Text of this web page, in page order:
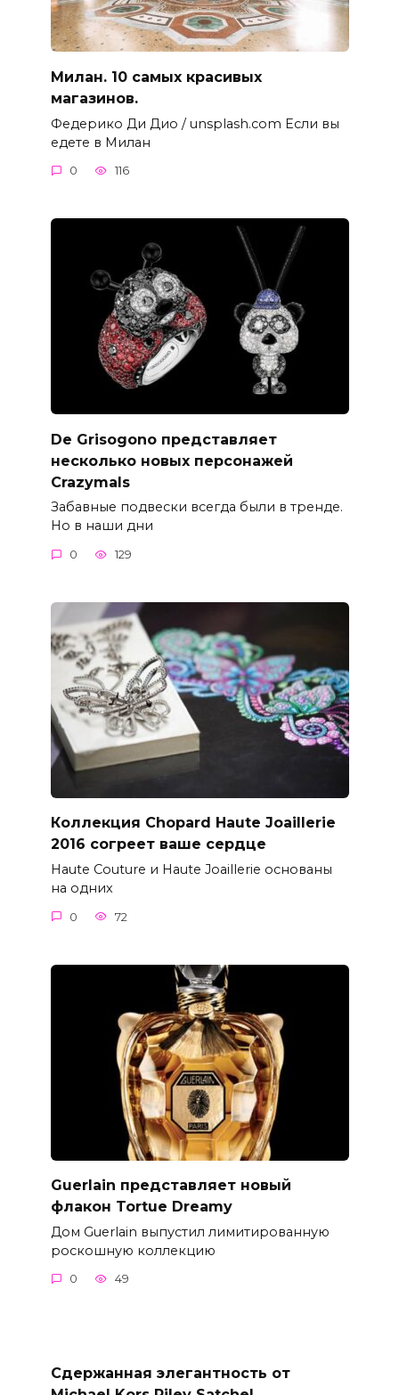
Милан. 10 самых красивых
магазинов.
Федерико Ди Дио / unsplash.com Если вы
едете в Милан
0 116
De Grisogono представляет
несколько новых персонажей
Crazymals
Забавные подвески всегда были в тренде.
Но в наши дни
0 129
Коллекция Chopard Haute Joaillerie
2016 согреет ваше сердце
Haute Couture и Haute Joaillerie основаны
на одних
0 72
Guerlain представляет новый
флакон Tortue Dreamy
Дом Guerlain выпустил лимитированную
роскошную коллекцию
0 49
Сдержанная элегантность от